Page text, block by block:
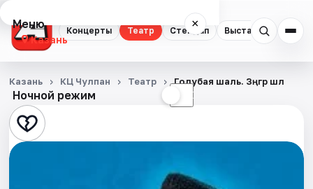
Концерты Театр Стендап Выставки
Меню ×
Казань
Концерты
Театр
Стендап
Ночной режим ☾
Казань КЦ Чулпан Театр Голубая шаль. Зәңгәр шәл